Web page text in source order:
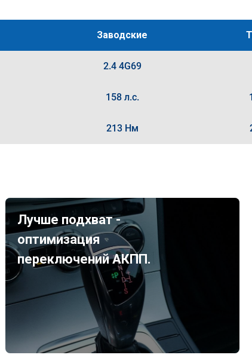
Заводские
2.4 4G69
158 л.с.
213 Нм
Лучше подхват -
оптимизация
переключений АКПП.